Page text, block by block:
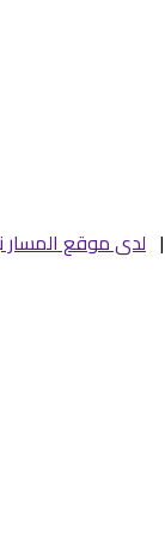
لدى موقع المسار